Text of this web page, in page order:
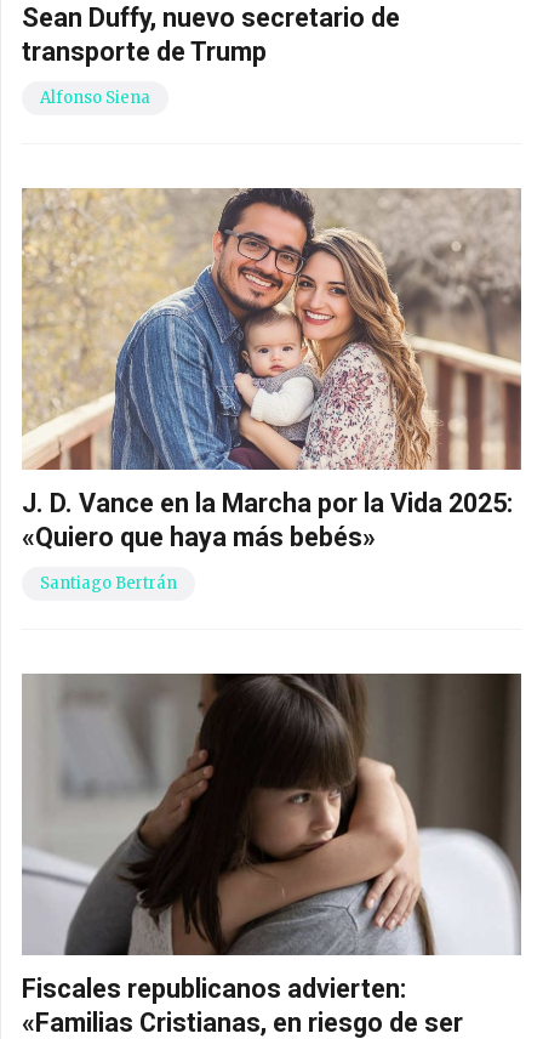
Sean Duffy, nuevo secretario de
transporte de Trump
Alfonso Siena
J. D. Vance en la Marcha por la Vida 2025:
«Quiero que haya más bebés»
Santiago Bertrán
Fiscales republicanos advierten:
«Familias Cristianas, en riesgo de ser